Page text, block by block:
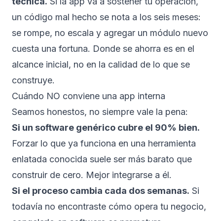
un código mal hecho se nota a los seis meses:
se rompe, no escala y agregar un módulo nuevo
cuesta una fortuna. Donde se ahorra es en el
alcance inicial, no en la calidad de lo que se
construye.
Cuándo NO conviene una app interna
Seamos honestos, no siempre vale la pena:
Si un software genérico cubre el 90% bien.
Forzar lo que ya funciona en una herramienta
enlatada conocida suele ser más barato que
construir de cero. Mejor integrarse a él.
Si el proceso cambia cada dos semanas. Si
todavía no encontraste cómo opera tu negocio,